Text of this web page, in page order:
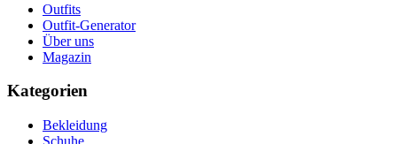
Outfits
Outfit-Generator
Über uns
Magazin
Kategorien
Bekleidung
Schuhe